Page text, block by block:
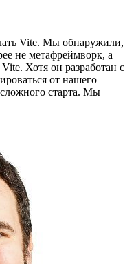
Vite. Мы обнаружили,
не метафреймворк, а
Хотя он разработан с
от нашего
старта. Мы